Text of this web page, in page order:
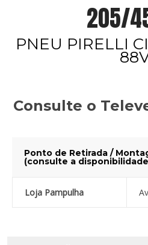
205/
PNEU PIRELLI
Consulte o
Ponto de Retirada /
(consulte a
Loja Pampulha